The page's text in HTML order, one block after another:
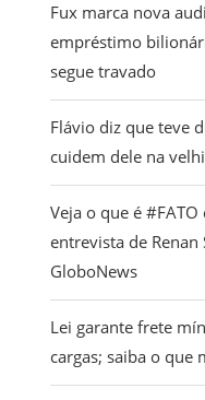
Fux marca nova
empréstimo
segue travado
Flávio diz que teve
cuidem dele na
Veja o que é #FATO
entrevista de Renan
GloboNews
Lei garante frete
cargas; saiba o que